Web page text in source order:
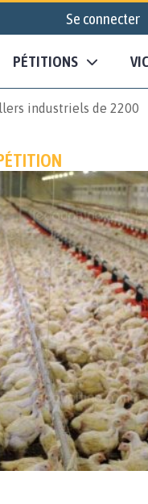
Se connecter
PÉTITIONS
industriels de 2200